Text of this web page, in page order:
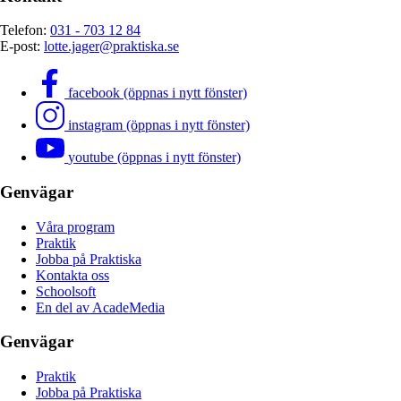
Telefon: 031 - 703 12 84
E-post: lotte.jager@praktiska.se
facebook (öppnas i nytt fönster)
instagram (öppnas i nytt fönster)
youtube (öppnas i nytt fönster)
Genvägar
Våra program
Praktik
Jobba på Praktiska
Kontakta oss
Schoolsoft
En del av AcadeMedia
Genvägar
Praktik
Jobba på Praktiska